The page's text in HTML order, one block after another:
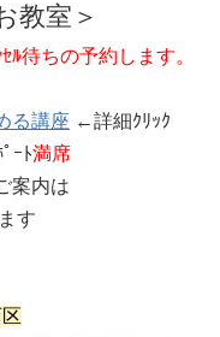
教室＞
待ちの予約します。
る講座 ←詳細ｸﾘｯｸ
ｰﾄ満席
案内は
す